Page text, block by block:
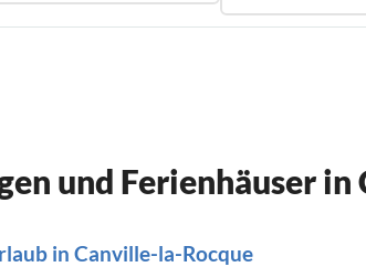
und Ferienhäuser
in Canville-la-Rocque